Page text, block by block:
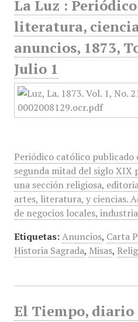
La Luz :
literatura,
anuncios, 1873,
Julio 1
Periódico católico
segunda mitad del siglo XIX
una sección religiosa,
artes, literatura, y ciencias.
de negocios locales,
Etiquetas: Anuncios, Carta
Historia Sagrada, Misas,
El Tiempo, diario